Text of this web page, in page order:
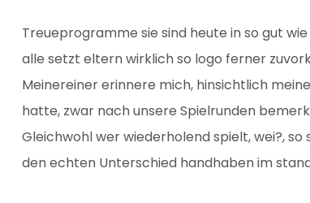
Treueprogramme sie sind heute in so gut
alle setzt eltern wirklich so logo ferner
Meinereiner erinnere mich, hinsichtlich
hatte, zwar nach unsere Spielrunden
Gleichwohl wer wiederholend spielt, wei?,
den echten Unterschied handhaben im